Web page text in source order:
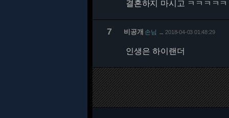
결혼하지 마시고 ㅋㅋㅋㅋ
7 비공개 손님 2018-04-03 01:48:29
인생은 하이랜더